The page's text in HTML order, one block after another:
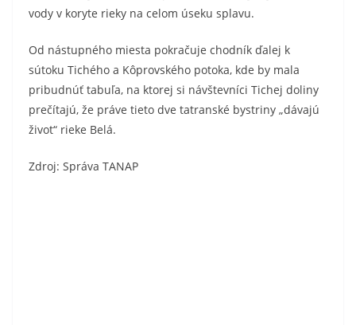
vody v koryte rieky na celom úseku splavu.
Od nástupného miesta pokračuje chodník ďalej k
sútoku Tichého a Kôprovského potoka, kde by mala
pribudnúť tabuľa, na ktorej si návštevníci Tichej doliny
prečítajú, že práve tieto dve tatranské bystriny „dávajú
život“ rieke Belá.
Zdroj: Správa TANAP